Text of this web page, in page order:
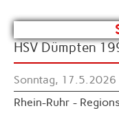
HSV Dümpten
Sonntag, 17.5.2026
Rhein-Ruhr -